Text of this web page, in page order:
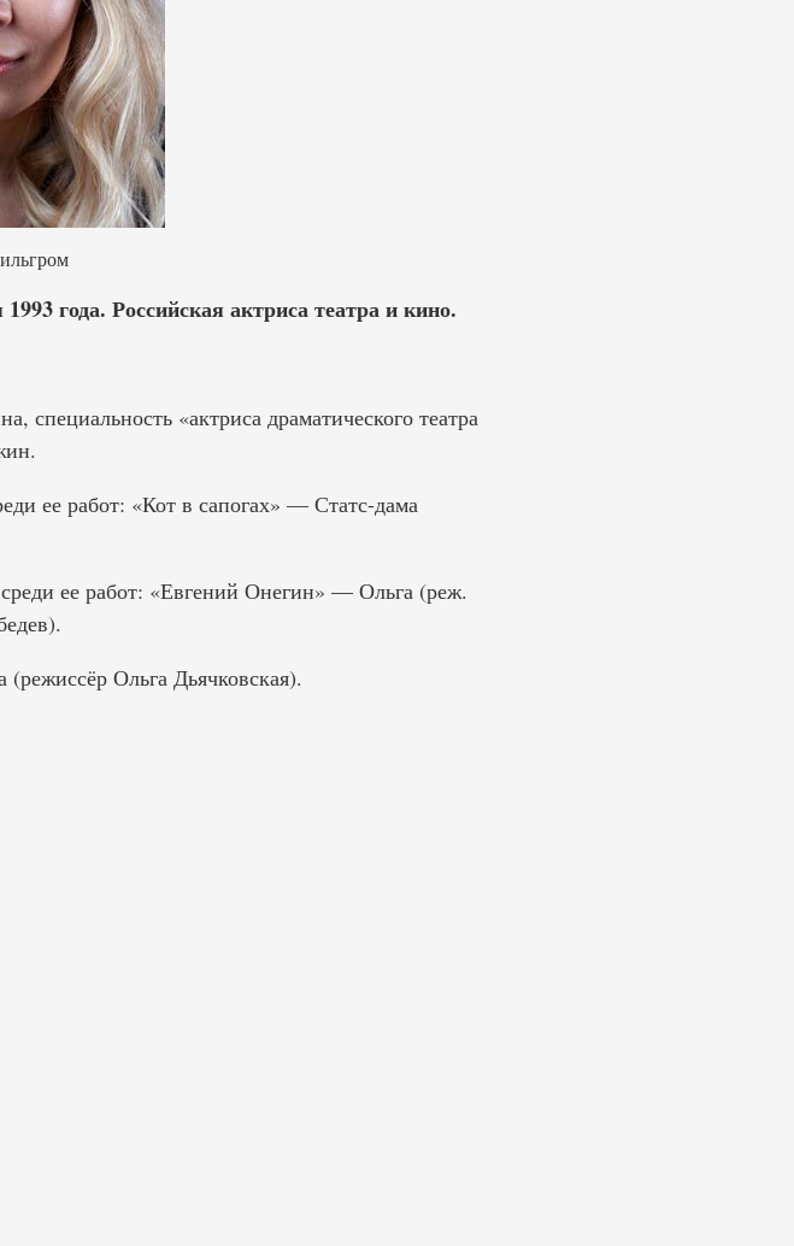
года. Российская актриса театра и кино.
«актриса драматического театра
ее работ: «Кот в сапогах» — Статс-дама
ее работ: «Евгений Онегин» — Ольга (реж.
Ольга Дьячковская).